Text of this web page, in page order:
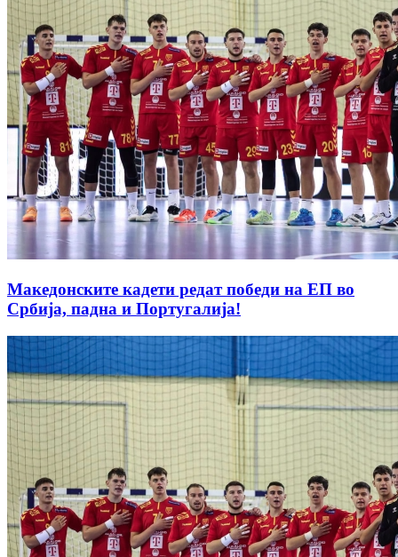
Македонските кадети редат победи на ЕП во
Србија, падна и Португалија!